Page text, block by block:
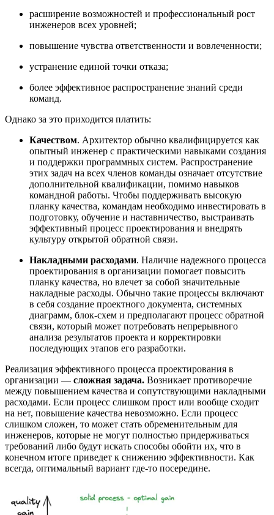
расширение возможностей и профессиональный рост
инженеров всех уровней;
повышение чувства ответственности и вовлеченности;
устранение единой точки отказа;
более эффективное распространение знаний среди
команд.
Однако за это приходится платить:
Качеством. Архитектор обычно квалифицируется как
опытный инженер с практическими навыками создания
и поддержки программных систем. Распространение
этих задач на всех членов команды означает отсутствие
дополнительной квалификации, помимо навыков
командной работы. Чтобы поддерживать высокую
планку качества, командам необходимо инвестировать в
подготовку, обучение и наставничество, выстраивать
эффективный процесс проектирования и внедрять
культуру открытой обратной связи.
Накладными расходами. Наличие надежного процесса
проектирования в организации помогает повысить
планку качества, но влечет за собой значительные
накладные расходы. Обычно такие процессы включают
в себя создание проектного документа, системных
диаграмм, блок-схем и предполагают процесс обратной
связи, который может потребовать непрерывного
анализа результатов проекта и корректировки
последующих этапов его разработки.
Реализация эффективного процесса проектирования в
организации — сложная задача. Возникает противоречие
между повышением качества и сопутствующими накладными
расходами. Если процесс слишком прост или вообще сходит
на нет, повышение качества невозможно. Если процесс
слишком сложен, то может стать обременительным для
инженеров, которые не могут полностью придерживаться
требований либо будут искать способы обойти их, что в
конечном итоге приведет к снижению эффективности. Как
всегда, оптимальный вариант где-то посередине.